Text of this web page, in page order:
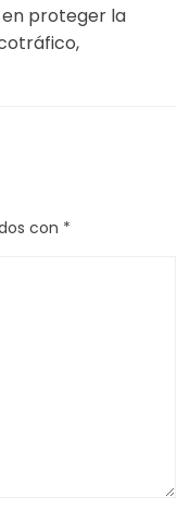
en proteger la
con *